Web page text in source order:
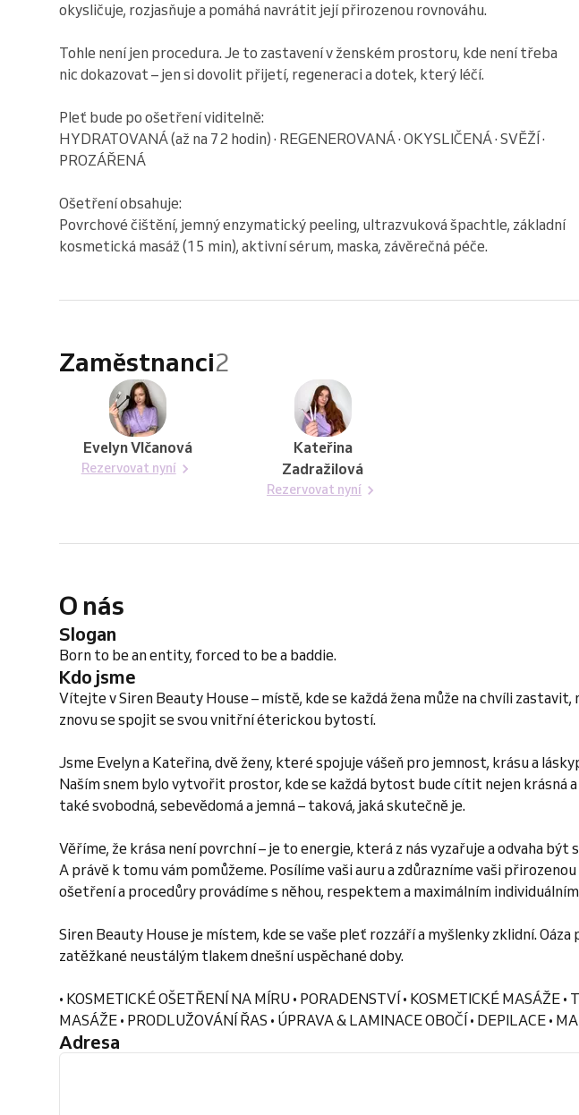
okysličuje, rozjasňuje a pomáhá navrátit její přirozenou rovnováhu.
Tohle není jen procedura. Je to zastavení v ženském prostoru, kde není třeba
nic dokazovat – jen si dovolit přijetí, regeneraci a dotek, který léčí.
Pleť bude po ošetření viditelně:
HYDRATOVANÁ (až na 72 hodin) · REGENEROVANÁ · OKYSLIČENÁ · SVĚŽÍ ·
PROZÁŘENÁ
Ošetření obsahuje:
Povrchové čištění, jemný enzymatický peeling, ultrazvuková špachtle, základní
kosmetická masáž (15 min), aktivní sérum, maska, závěrečná péče.
Zaměstnanci2
Evelyn Vlčanová
Rezervovat nyní
Kateřina
Zadražilová
Rezervovat nyní
O nás
Slogan
Born to be an entity, forced to be a baddie.
Kdo jsme
Vítejte v Siren Beauty House – místě, kde se každá žena může na chvíli zastavit,
znovu se spojit se svou vnitřní éterickou bytostí.
Jsme Evelyn a Kateřina, dvě ženy, které spojuje vášeň pro jemnost, krásu a
Naším snem bylo vytvořit prostor, kde se každá bytost bude cítit nejen krásná a
také svobodná, sebevědomá a jemná – taková, jaká skutečně je.
Věříme, že krása není povrchní – je to energie, která z nás vyzařuje a odvaha být
A právě k tomu vám pomůžeme. Posílíme vaši auru a zdůrazníme vaši
ošetření a procedůry provádíme s něhou, respektem a maximálním
Siren Beauty House je místem, kde se vaše pleť rozzáří a myšlenky zklidní. Oáza
zatěžkané neustálým tlakem dnešní uspěchané doby.
• KOSMETICKÉ OŠETŘENÍ NA MÍRU • PORADENSTVÍ • KOSMETICKÉ MASÁŽE •
MASÁŽE • PRODLUŽOVÁNÍ ŘAS • ÚPRAVA & LAMINACE OBOČÍ • DEPILACE •
Adresa